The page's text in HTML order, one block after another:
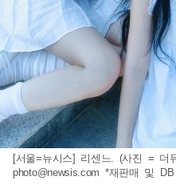
[서울=뉴시스] 리센느. (사진 = 더
photo@newsis.com *재판매 및 DB